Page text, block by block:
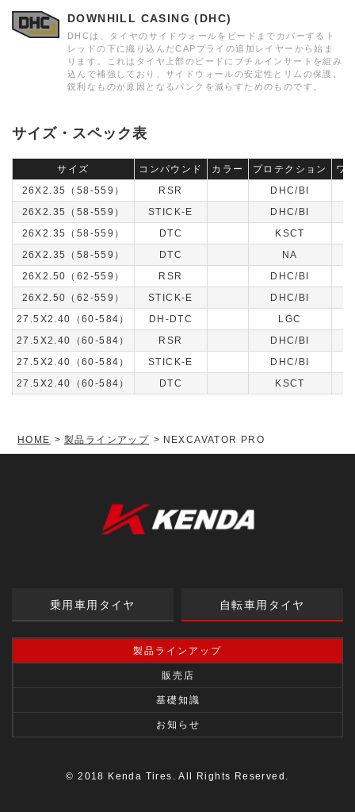
DOWNHILL CASING (DHC)
DHCは、タイヤのサイドウォールをビードまでカバーするト
レッドの下に織り込んだCAPプライの追加レイヤーから始ま
ります。これはタイヤ上部のビードにブチルインサートを組み
込んで補強しており、サイドウォールの安定性とリムの保護、
鋭利なものが原因となるパンクを減らすためのものです。
サイズ・スペック表
サイズ コンパウンド カラー プロテクション
ワ
26X2.35（58-559）
RSR
DHC/BI
26X2.35（58-559）
STICK-E
DHC/BI
26X2.35（58-559）
DTC KSCT
26X2.35（58-559）
DTC NA
26X2.50（62-559）
RSR
DHC/BI
26X2.50（62-559）
STICK-E
DHC/BI
27.5X2.40（60-584）
DH-DTC LGC
27.5X2.40（60-584）
RSR
DHC/BI
27.5X2.40（60-584）
STICK-E
DHC/BI
27.5X2.40（60-584）
DTC KSCT
HOME 製品ラインアップ NEXCAVATOR PRO
乗用車用タイヤ 自転車用タイヤ
製品ラインアップ
販売店
基礎知識
お知らせ
© 2018 Kenda Tires. All Rights Reserved.